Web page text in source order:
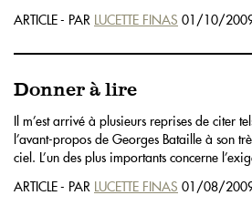
ARTICLE - PAR LUCETTE FINAS 01/10/2009
Donner à lire
Il m’est arrivé à plusieurs reprises de citer
l’avant-propos de Georges Bataille à son
ciel. L’un des plus importants concerne
ARTICLE - PAR LUCETTE FINAS 01/08/2009